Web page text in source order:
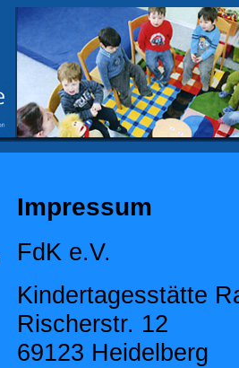
Impressum
FdK e.V.
Kindertagesstätte
Rischerstr. 12
69123 Heidelberg